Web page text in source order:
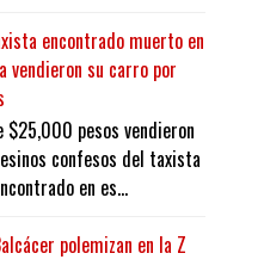
encontrado muerto en
vendieron su carro por
$25,000 pesos vendieron
confesos del taxista
en es...
polemizan en la Z